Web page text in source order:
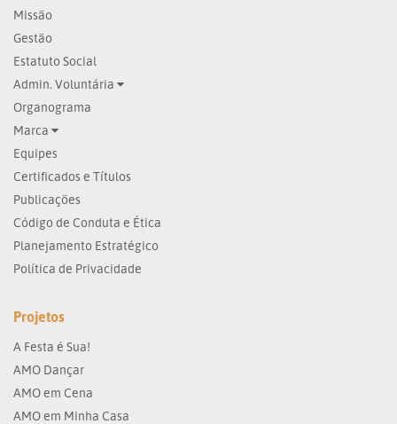
Missão
Gestão
Estatuto Social
Admin. Voluntária
Organograma
Marca
Equipes
Certificados e Títulos
Publicações
Código de Conduta e Ética
Planejamento Estratégico
Política de Privacidade
Projetos
A Festa é Sua!
AMO Dançar
AMO em Cena
AMO em Minha Casa